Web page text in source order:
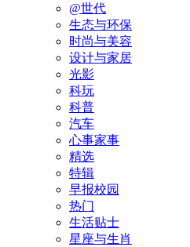
@世代
生态与环保
时尚与美容
设计与家居
光影
科玩
科普
汽车
心事家事
精选
特辑
早报校园
热门
生活贴士
星座与生肖